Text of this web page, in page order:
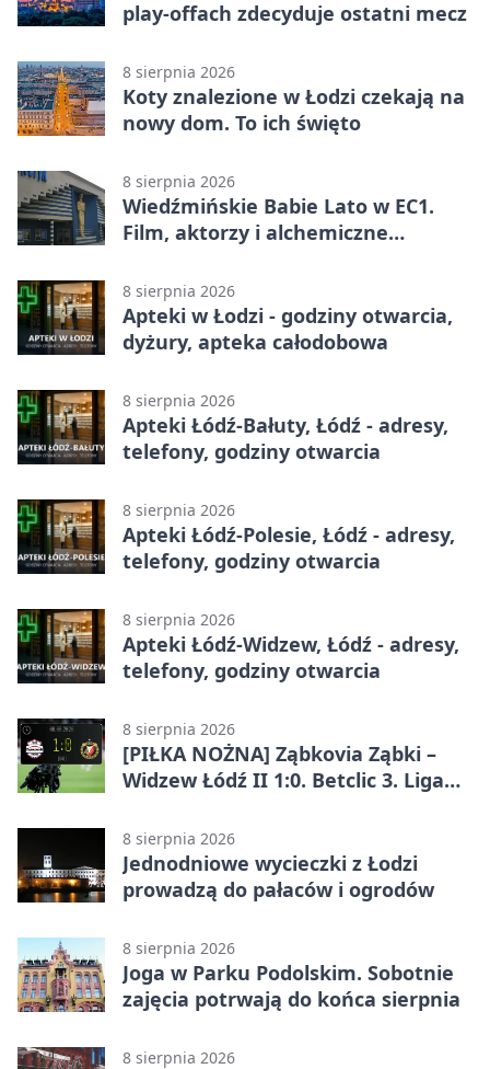
play-offach zdecyduje ostatni mecz
8 sierpnia 2026
Koty znalezione w Łodzi czekają na
nowy dom. To ich święto
8 sierpnia 2026
Wiedźmińskie Babie Lato w EC1.
Film, aktorzy i alchemiczne
8 sierpnia 2026
Apteki w Łodzi - godziny otwarcia,
dyżury, apteka całodobowa
8 sierpnia 2026
Apteki Łódź-Bałuty, Łódź - adresy,
telefony, godziny otwarcia
8 sierpnia 2026
Apteki Łódź-Polesie, Łódź - adresy,
telefony, godziny otwarcia
8 sierpnia 2026
Apteki Łódź-Widzew, Łódź - adresy,
telefony, godziny otwarcia
8 sierpnia 2026
[PIŁKA NOŻNA] Ząbkovia Ząbki –
Widzew Łódź II 1:0. Betclic 3. Liga
rozstrzygnięciem po przerwie
8 sierpnia 2026
Jednodniowe wycieczki z Łodzi
prowadzą do pałaców i ogrodów
8 sierpnia 2026
Joga w Parku Podolskim. Sobotnie
zajęcia potrwają do końca sierpnia
8 sierpnia 2026